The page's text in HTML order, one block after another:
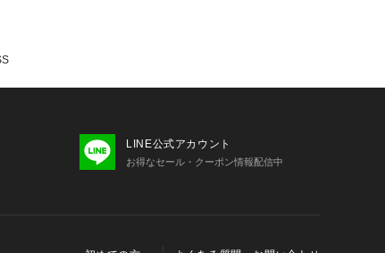
、アテンションタグを必ずご確
さい。
来る限り忠実に表示出来るよう
LINE公式アカウント
お得なセール・クーポン情報配信中